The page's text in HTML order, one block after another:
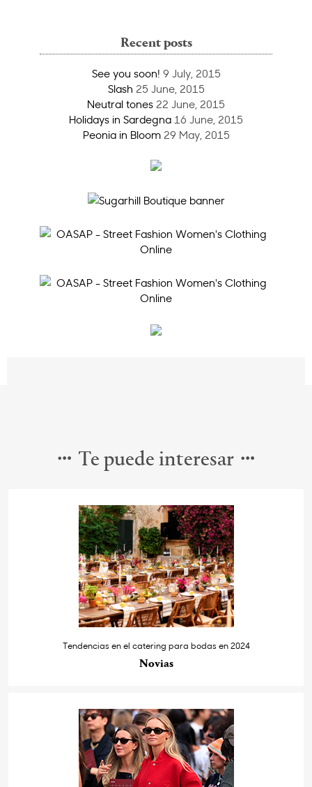
Recent posts
See you soon! 9 July, 2015
Slash 25 June, 2015
Neutral tones 22 June, 2015
Holidays in Sardegna 16 June, 2015
Peonia in Bloom 29 May, 2015
Te puede interesar
Tendencias en el catering para bodas en 2024
Novias